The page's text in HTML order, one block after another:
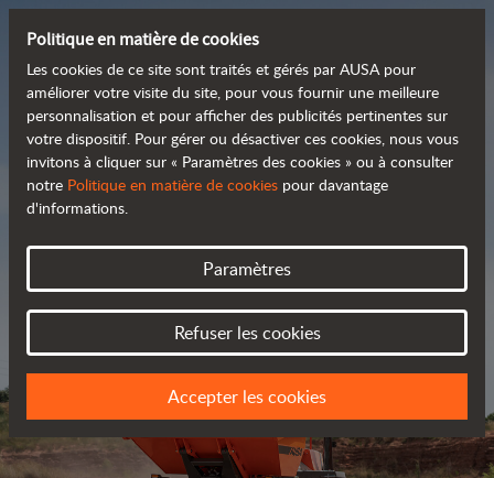
Découvrez notre large
gamme de produits
Catalogue
Politique en matière de cookies
Les cookies de ce site sont traités et gérés par AUSA pour
améliorer votre visite du site, pour vous fournir une meilleure
personnalisation et pour afficher des publicités pertinentes sur
votre dispositif. Pour gérer ou désactiver ces cookies, nous vous
invitons à cliquer sur « Paramètres des cookies » ou à consulter
notre Politique en matière de cookies pour davantage
d'informations.
Paramètres
Refuser les cookies
Accepter les cookies